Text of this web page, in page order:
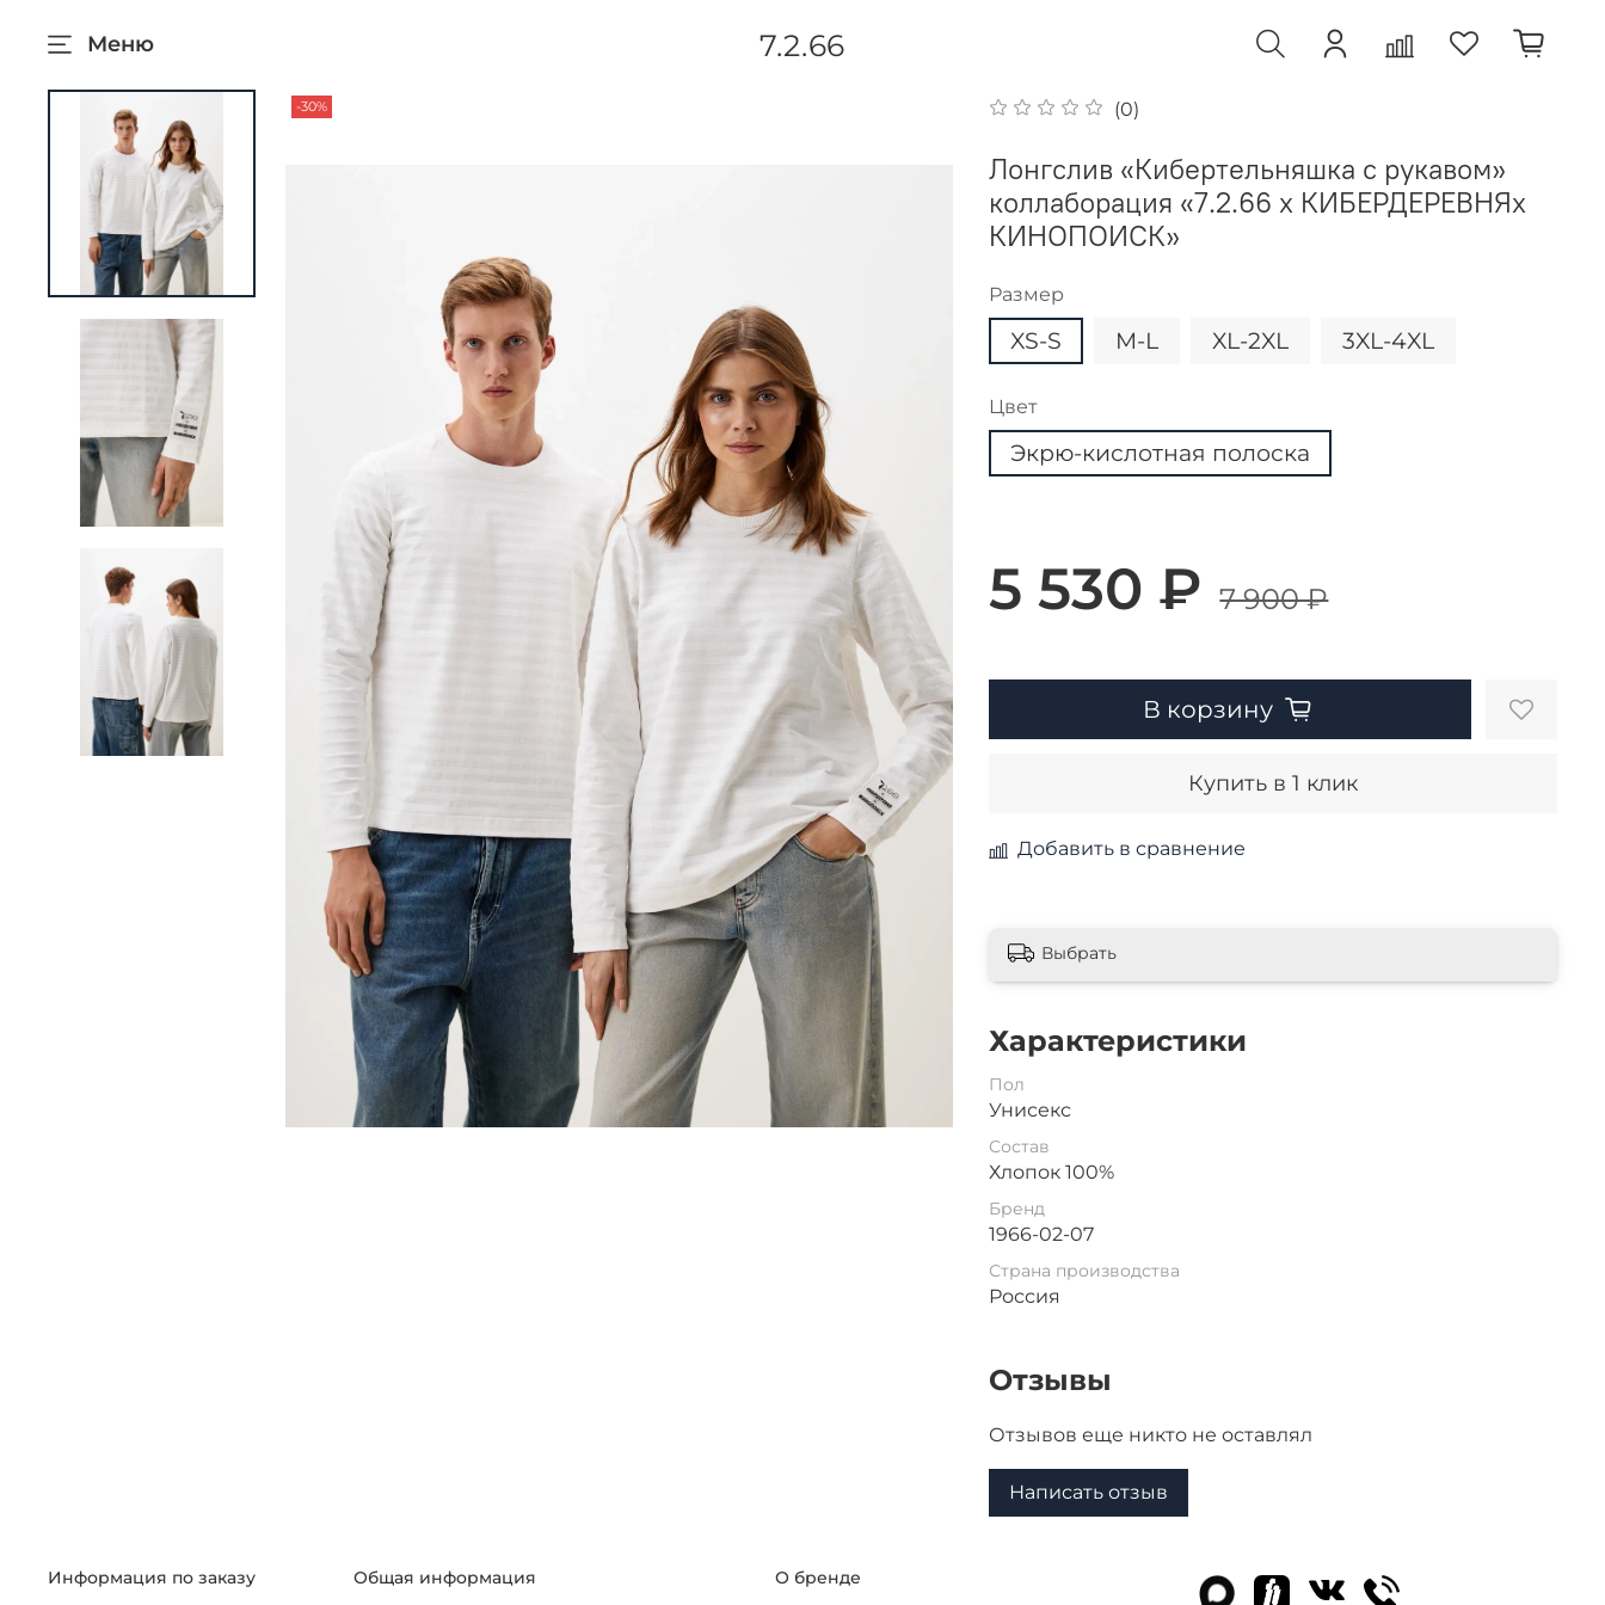
Меню 7.2.66
-30% (0)
Лонгслив «Кибертельняшка с рукавом»
коллаборация «7.2.66 х КИБЕРДЕРЕВНЯх
КИНОПОИСК»
Размер
XS-S M-L XL-2XL 3XL-4XL
Цвет
Экрю-кислотная полоска
5 530 ₽ 7 900 ₽
В корзину
Купить в 1 клик
Добавить в сравнение
Выбрать
Характеристики
Пол
Унисекс
Состав
Хлопок 100%
Бренд
1966-02-07
Страна производства
Россия
Отзывы
Отзывов еще никто не оставлял
Написать отзыв
Информация по заказу Общая информация О бренде